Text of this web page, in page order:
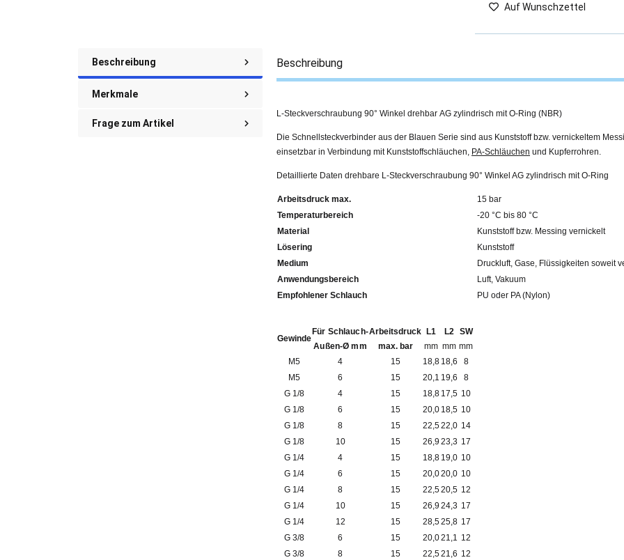
Auf Wunschzettel
Beschreibung
Merkmale
Frage zum Artikel
Beschreibung
L-Steckverschraubung 90° Winkel drehbar AG zylindrisch mit O-Ring (NBR)
Die Schnellsteckverbinder aus der Blauen Serie sind aus Kunststoff bzw. vernickeltem
einsetzbar in Verbindung mit Kunststoffschläuchen, PA-Schläuchen und Kupferrohren.
Detaillierte Daten drehbare L-Steckverschraubung 90° Winkel AG zylindrisch mit O-Ring
Arbeitsdruck max.
15 bar
Temperaturbereich
-20 °C bis 80 °C
Material
Kunststoff bzw. Messing vernickelt
Lösering
Kunststoff
Medium
Druckluft, Gase, Flüssigkeiten soweit
Anwendungsbereich
Luft, Vakuum
Empfohlener Schlauch
PU oder PA (Nylon)
Gewinde
Für Schlauch-
Außen-Ø mm
Arbeitsdruck
max. bar
L1
mm
L2
mm
SW
mm
M5
4 15 18,8 18,6
8
M5
6 15 20,1 19,6
8
G 1/8
4 15 18,8 17,5 10
G 1/8
6 15 20,0 18,5 10
G 1/8
8 15 22,522,0 14
G 1/8
10 15 26,9 23,3 17
G 1/4
4 15 18,8 19,0 10
G 1/4
6 15 20,020,0 10
G 1/4
8 15 22,520,5 12
G 1/4
10 15 26,9 24,3 17
G 1/4
12 15 28,525,8 17
G 3/8
6 15 20,021,1 12
G 3/8
8 15 22,521,6 12